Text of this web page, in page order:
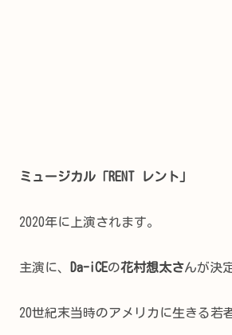
ミュージカル「RENT レント」
2020年に上演されます。
主演に、 Da-iCEの花村想太さんが決
20世紀末当時のアメリカに生きる若